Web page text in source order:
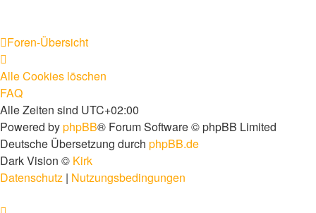
Foren-Übersicht
Alle Cookies löschen
FAQ
Alle Zeiten sind UTC+02:00
Powered byphpBB® Forum Software © phpBB Limited
Deutsche Übersetzung durch phpBB.de
Dark Vision © Kirk
Datenschutz | Nutzungsbedingungen